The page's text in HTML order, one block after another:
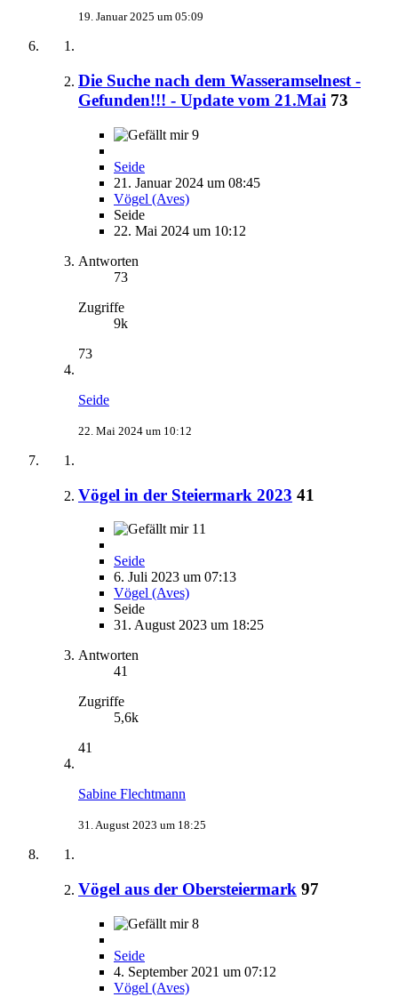
19. Januar 2025 um 05:09
Die Suche nach dem Wasseramselnest -
Gefunden!!! - Update vom 21.Mai 73
9
Seide
21. Januar 2024 um 08:45
Vögel (Aves)
Seide
22. Mai 2024 um 10:12
Antworten
73
Zugriffe
9k
73
Seide
22. Mai 2024 um 10:12
Vögel in der Steiermark 2023 41
11
Seide
6. Juli 2023 um 07:13
Vögel (Aves)
Seide
31. August 2023 um 18:25
Antworten
41
Zugriffe
5,6k
41
Sabine Flechtmann
31. August 2023 um 18:25
Vögel aus der Obersteiermark 97
8
Seide
4. September 2021 um 07:12
Vögel (Aves)